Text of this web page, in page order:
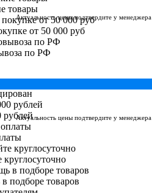
Актуальность цены подтвердите у менеджера
Актуальность цены подтвердите у менеджера
товары
от 50 000 руб
по РФ
рублей
подборе товаров